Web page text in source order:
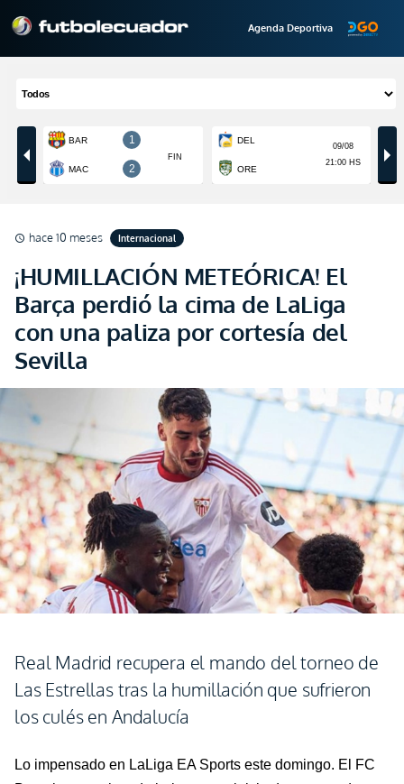
Agenda Deportiva
schedule hace 10 meses Internacional
¡HUMILLACIÓN METEÓRICA! El
Barça perdió la cima de LaLiga
con una paliza por cortesía del
Sevilla
Real Madrid recupera el mando del torneo de
Las Estrellas tras la humillación que sufrieron
los culés en Andalucía
Lo impensado en LaLiga EA Sports este domingo. El FC